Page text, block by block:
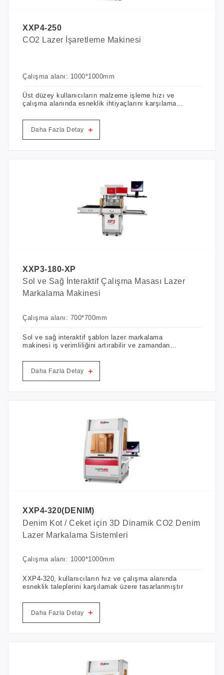
XXP4-250
CO2 Lazer İşaretleme Makinesi
Çalışma alanı: 1000*1000mm
Üst düzey kullanıcıların malzeme işleme hızı ve
çalışma alanında esneklik ihtiyaçlarını karşılamak
Laser'in çoklu optik yenilik teknolojileri ve lazer 3D
dinamik markalama sisteminin tasarımı ile
Daha Fazla Detay +
XXP3-180-XP
Sol ve Sağ İnteraktif Çalışma Masası Lazer
Markalama Makinesi
Çalışma alanı: 700*700mm
Sol ve sağ interaktif şablon lazer markalama
makinesi iş verimliliğini artırabilir ve zamandan
Daha Fazla Detay +
XXP4-320(DENIM)
Denim Kot / Ceket için 3D Dinamik CO2 Denim
Lazer Markalama Sistemleri
Çalışma alanı: 1000*1000mm
XXP4-320, kullanıcıların hız ve çalışma alanında
esneklik taleplerini karşılamak üzere tasarlanmıştır
Daha Fazla Detay +